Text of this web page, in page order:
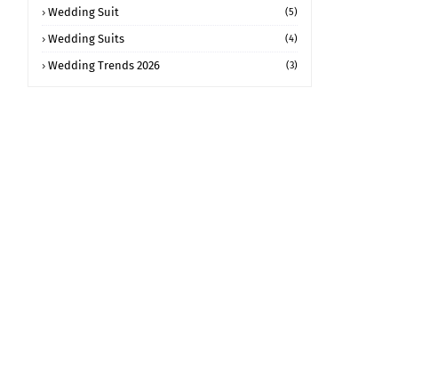
Wedding Suit (5)
Wedding Suits (4)
Wedding Trends 2026 (3)